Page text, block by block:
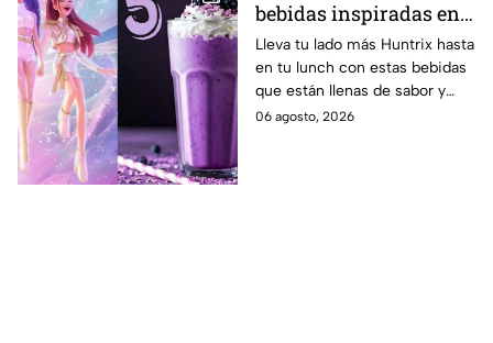
bebidas inspiradas en
las guerreras Huntrix
para llevar a la escuela
este regreso a clases
2026; son saludables y
Lleva tu lado más Huntrix hasta
en tu lunch con estas bebidas
que están llenas de sabor y
frescura.
06 agosto, 2026